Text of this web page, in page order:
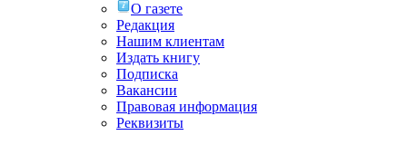
О газете
Редакция
Нашим клиентам
Издать книгу
Подписка
Вакансии
Правовая информация
Реквизиты